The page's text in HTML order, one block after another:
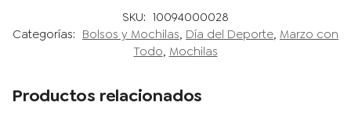
SKU: 10094000028
Categorías: Bolsos y Mochilas, Día del Deporte, Marzo con
Todo, Mochilas
Productos relacionados